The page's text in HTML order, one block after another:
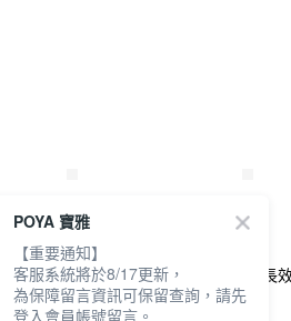
小蚊清植萃防蚊液
30ml-沁涼
叮寧小黑蚊超長
液90ml
POYA 寶雅
【重要通知】
客服系統將於8/17更新，
為保障留言資訊可保留查詢，請先
登入會員帳號留言。